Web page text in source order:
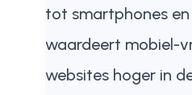
tot smartphones
waardeert mobiel-
websites hoger in